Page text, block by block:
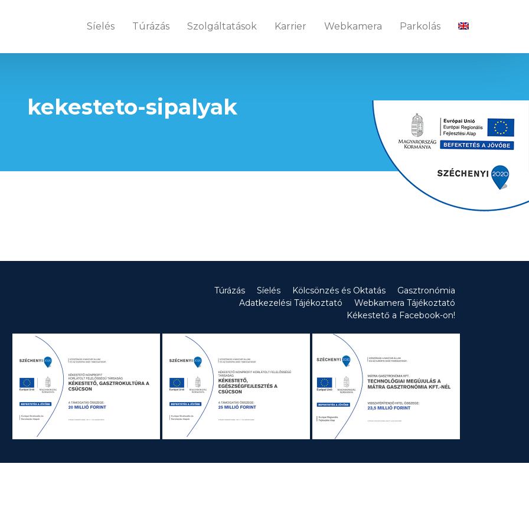
Síelés Túrázás Szolgáltatások Karrier Webkamera Parkolás
kekesteto-sipalyak
Túrázás Síelés Kölcsönzés és Oktatás
Gasztronómia
Adatkezelési Tájékoztató
Webkamera Tájékoztató
Kékestető a Facebook-on!